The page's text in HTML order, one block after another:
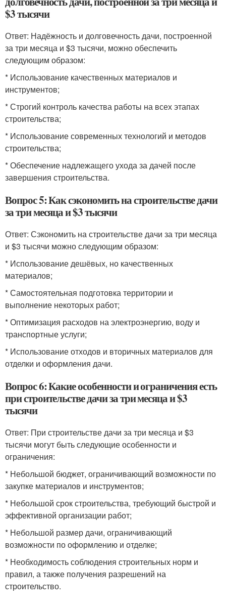
$3 тысячи
Ответ: Надёжность и долговечность дачи, построенной
за три месяца и $3 тысячи, можно обеспечить
следующим образом:
* Использование качественных материалов и
инструментов;
* Строгий контроль качества работы на всех этапах
строительства;
* Использование современных технологий и методов
строительства;
* Обеспечение надлежащего ухода за дачей после
завершения строительства.
Вопрос 5: Как сэкономить на строительстве дачи
за три месяца и $3 тысячи
Ответ: Сэкономить на строительстве дачи за три месяца
и $3 тысячи можно следующим образом:
* Использование дешёвых, но качественных
материалов;
* Самостоятельная подготовка территории и
выполнение некоторых работ;
* Оптимизация расходов на электроэнергию, воду и
транспортные услуги;
* Использование отходов и вторичных материалов для
отделки и оформления дачи.
Вопрос 6: Какие особенности и ограничения есть
при строительстве дачи за три месяца и $3
тысячи
Ответ: При строительстве дачи за три месяца и $3
тысячи могут быть следующие особенности и
ограничения:
* Небольшой бюджет, ограничивающий возможности по
закупке материалов и инструментов;
* Небольшой срок строительства, требующий быстрой и
эффективной организации работ;
* Небольшой размер дачи, ограничивающий
возможности по оформлению и отделке;
* Необходимость соблюдения строительных норм и
правил, а также получения разрешений на
строительство.